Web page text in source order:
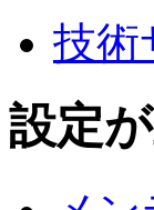
技術
設定